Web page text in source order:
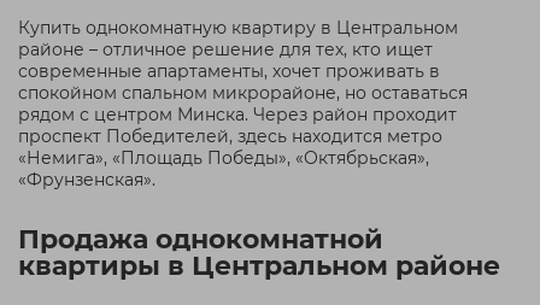
Купить однокомнатную квартиру в Центральном
районе – отличное решение для тех, кто ищет
современные апартаменты, хочет проживать в
спокойном спальном микрорайоне, но оставаться
рядом с центром Минска. Через район проходит
проспект Победителей, здесь находится метро
«Немига», «Площадь Победы», «Октябрьская»,
«Фрунзенская».
Продажа однокомнатной
квартиры в Центральном районе